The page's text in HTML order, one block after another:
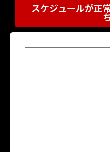
スケジュールが正